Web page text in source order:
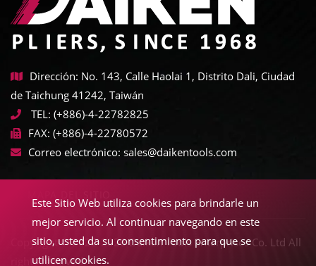
Dirección: No. 143, Calle Haolai 1, Distrito Dali, Ciudad
de Taichung 41242, Taiwán
TEL: (+886)-4-22782825
FAX: (+886)-4-22780572
Correo electrónico: sales@daikentools.com
Copyright © 2022-2026 Daiken Tools Enterprises Co. Ltd All
rights reserved.
Este Sitio Web utiliza cookies para brindarle un
mejor servicio. Al continuar navegando en este
sitio, usted da su consentimiento para que se
utilicen cookies.